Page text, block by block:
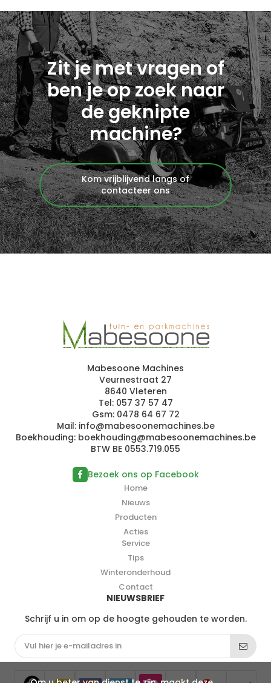
Zit je met vragen of
ben je op zoek naar
de geknipte
machine?
Kom vrijblijvend langs of
contacteer ons
Mabesoone Machines
Veurnestraat 27
8640 Vleteren
Tel: 057 37 57 47
Gsm: 0478 64 67 72
Mail: info@mabesoonemachines.be
Boekhouding: boekhouding@mabesoonemachines.be
BTW BE 0553.719.055
Bezoek ons op Facebook
Home
Nieuws
Producten
Acties
Service
Tips
Winteronderhoud
Contact
NIEUWSBRIEF
Schrijf u in om op de hoogte gehouden te worden.